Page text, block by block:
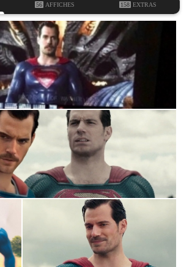
56 AFFICHES 158 EXTRAS